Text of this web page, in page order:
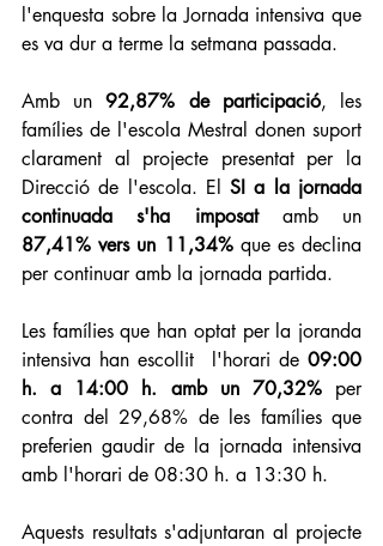
l'enquesta sobre la Jornada intensiva que
es va dur a terme la setmana passada.
Amb un 92,87% de participació, les
famílies de l'escola Mestral donen suport
clarament al projecte presentat per la
Direcció de l'escola. El SI a la jornada
continuada s'ha imposat
87,41% vers un 11,34% que es declina
per continuar amb la jornada partida.
Les famílies que han optat per la joranda
intensiva han escollit  l'horari de 09:00
h. a 14:00 h. amb un 70,32% per
contra del 29,68% de les famílies que
preferien gaudir de la jornada intensiva
amb l'horari de 08:30 h. a 13:30 h.
Aquests resultats s'adjuntaran al projecte